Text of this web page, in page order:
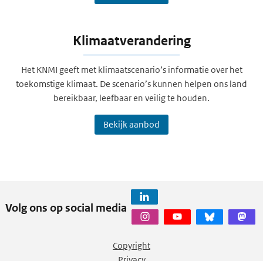
Klimaatverandering
Het KNMI geeft met klimaatscenario’s informatie over het
toekomstige klimaat. De scenario’s kunnen helpen ons land
bereikbaar, leefbaar en veilig te houden.
Bekijk aanbod
Volg ons op social media
Copyright